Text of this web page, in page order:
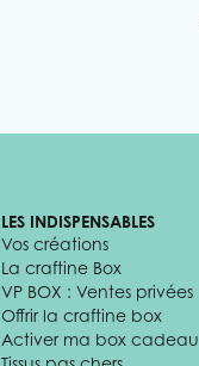
LES INDISPENSABLES
Vos créations
La craftine Box
VP BOX : Ventes privées
Offrir la craftine box
Activer ma box cadeau